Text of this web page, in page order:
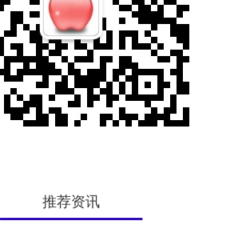
推荐资讯